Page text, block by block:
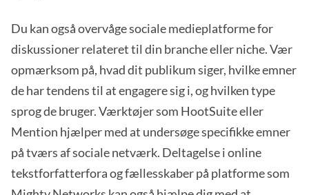
Du kan også overvåge sociale medieplatforme for
diskussioner relateret til din branche eller niche. Vær
opmærksom på, hvad dit publikum siger, hvilke emner
de har tendens til at engagere sig i, og hvilken type
sprog de bruger. Værktøjer som HootSuite eller
Mention hjælper med at undersøge specifikke emner
på tværs af sociale netværk. Deltagelse i online
tekstforfatterfora og fællesskaber på platforme som